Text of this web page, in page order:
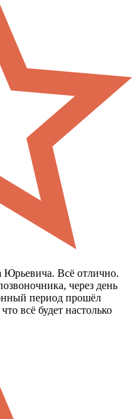
Юрьевича. Всё отлично.
через день
период прошёл
всё будет настолько